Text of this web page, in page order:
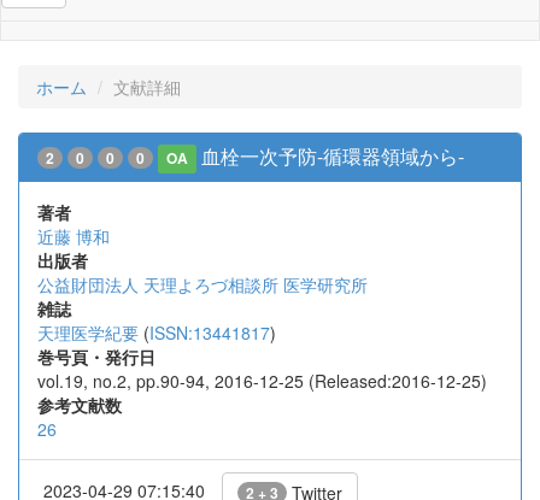
ホーム 文献詳細
2 0 0 0 OA 血栓一次予防-循環器領域から-
著者
近藤 博和
出版者
公益財団法人 天理よろづ相談所 医学研究所
雑誌
天理医学紀要 (ISSN:13441817)
巻号頁・発行日
vol.19, no.2, pp.90-94, 2016-12-25 (Released:2016-12-25)
参考文献数
26
2023-04-29 07:15:40 2 + 3 Twitter